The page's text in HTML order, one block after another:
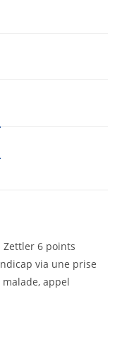
6 points
via une prise
appel